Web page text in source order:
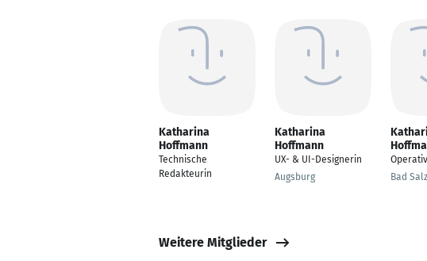
Katharina
Hoffmann
Technische
Redakteurin
Katharina
Hoffmann
UX- & UI-Designerin
Augsburg
Bad
Weitere Mitglieder